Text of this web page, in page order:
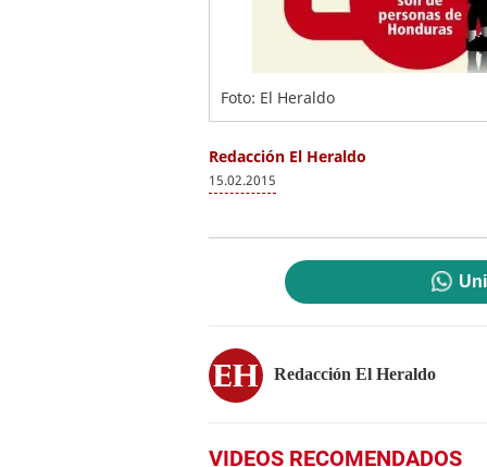
Foto: El Heraldo
Redacción El Heraldo
15.02.2015
Redacción El Heraldo
VIDEOS RECOMENDADOS